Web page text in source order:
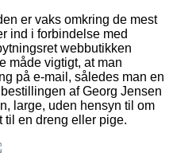
er vaks omkring de mest
ind i forbindelse med
webbutikken
måde vigtigt, at man
på e-mail, således man en
af Georg Jensen
large, uden hensyn til om
til en dreng eller pige.